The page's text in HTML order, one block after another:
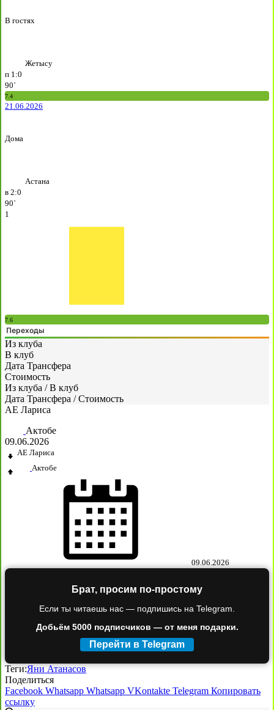
В гостях
Жетысу
п 1:0
90`
7.4
21.06.2026
Дома
Астана
в 2:0
90`
1
7.6
Переходы
Из клуба
В клуб
Дата Трансфера
Стоимость
Из клуба / В клуб
Дата Трансфера / Стоимость
AE Лариса
Актобе
09.06.2026
AE Лариса
Актобе
09.06.2026
Брат, просим по-простому
Если ты читаешь нас — подпишись на Telegram.
Добьём 5000 подписчиков — от меня подарки.
Перейти в Telegram
Теги:Яни Атанасов
Поделиться
Facebook Whatsapp Whatsapp VKontakte Telegram Копировать
ссылку